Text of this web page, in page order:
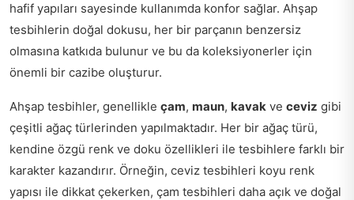
hafif yapıları sayesinde kullanımda konfor sağlar. Ahşap
tesbihlerin doğal dokusu, her bir parçanın benzersiz
olmasına katkıda bulunur ve bu da koleksiyonerler için
önemli bir cazibe oluşturur.
Ahşap tesbihler, genellikle çam, maun, kavak ve ceviz gibi
çeşitli ağaç türlerinden yapılmaktadır. Her bir ağaç türü,
kendine özgü renk ve doku özellikleri ile tesbihlere farklı bir
karakter kazandırır. Örneğin, ceviz tesbihleri koyu renk
yapısı ile dikkat çekerken, çam tesbihleri daha açık ve doğal